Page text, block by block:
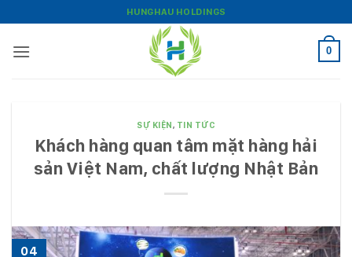
qua
nội
HUNGHAU HOLDINGS
0
SỰ KIỆN, TIN TỨC
Khách hàng quan tâm mặt hàng hải
sản Việt Nam, chất lượng Nhật Bản
04